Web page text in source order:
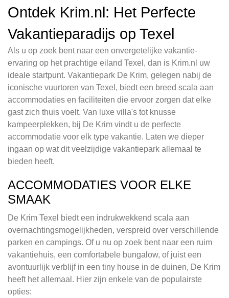
Ontdek Krim.nl: Het Perfecte
Vakantieparadijs op Texel
Als u op zoek bent naar een onvergetelijke vakantie-
ervaring op het prachtige eiland Texel, dan is Krim.nl uw
ideale startpunt. Vakantiepark De Krim, gelegen nabij de
iconische vuurtoren van Texel, biedt een breed scala aan
accommodaties en faciliteiten die ervoor zorgen dat elke
gast zich thuis voelt. Van luxe villa's tot knusse
kampeerplekken, bij De Krim vindt u de perfecte
accommodatie voor elk type vakantie. Laten we dieper
ingaan op wat dit veelzijdige vakantiepark allemaal te
bieden heeft.
ACCOMMODATIES VOOR ELKE
SMAAK
De Krim Texel biedt een indrukwekkend scala aan
overnachtingsmogelijkheden, verspreid over verschillende
parken en campings. Of u nu op zoek bent naar een ruim
vakantiehuis, een comfortabele bungalow, of juist een
avontuurlijk verblijf in een tiny house in de duinen, De Krim
heeft het allemaal. Hier zijn enkele van de populairste
opties: